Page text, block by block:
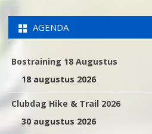
AGENDA
Bostraining 18 Augustus
18 augustus 2026
Clubdag Hike & Trail 2026
30 augustus 2026